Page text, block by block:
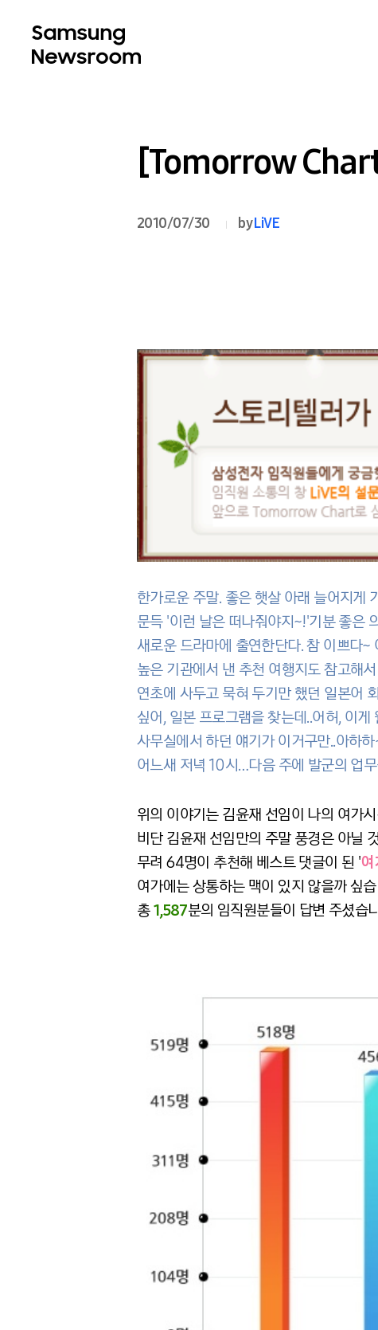
[Tomorrow
2010/07/30 byLiVE
한가로운 주말. 좋은 햇살 아래 늘어지게
문득 '이런 날은 떠나줘야지~!'기분 좋은
새로운 드라마에 출연한단다. 참 이쁘다
높은 기관에서 낸 추천 여행지도 참고해
연초에 사두고 묵혀 두기만 했던 일본어
싶어, 일본 프로그램을 찾는데..어허, 이
사무실에서 하던 얘기가 이거구만..아하
어느새 저녁 10시…다음 주에 발군의 업
위의 이야기는 김윤재 선임이 나의 여가
비단 김윤재 선임만의 주말 풍경은 아닐
무려 64명이 추천해 베스트 댓글이 된 '
여가에는 상통하는 맥이 있지 않을까 싶
총1,587분의 임직원분들이 답변 주셨습